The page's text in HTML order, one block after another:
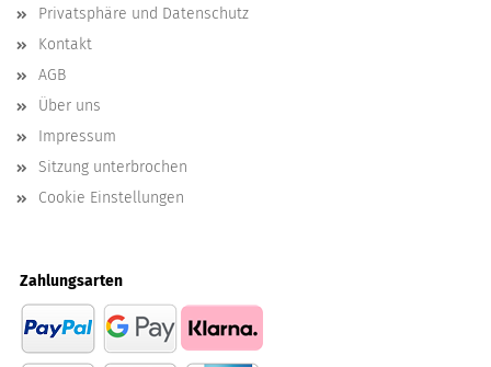
Privatsphäre und Datenschutz
Kontakt
AGB
Über uns
Impressum
Sitzung unterbrochen
Cookie Einstellungen
Zahlungsarten